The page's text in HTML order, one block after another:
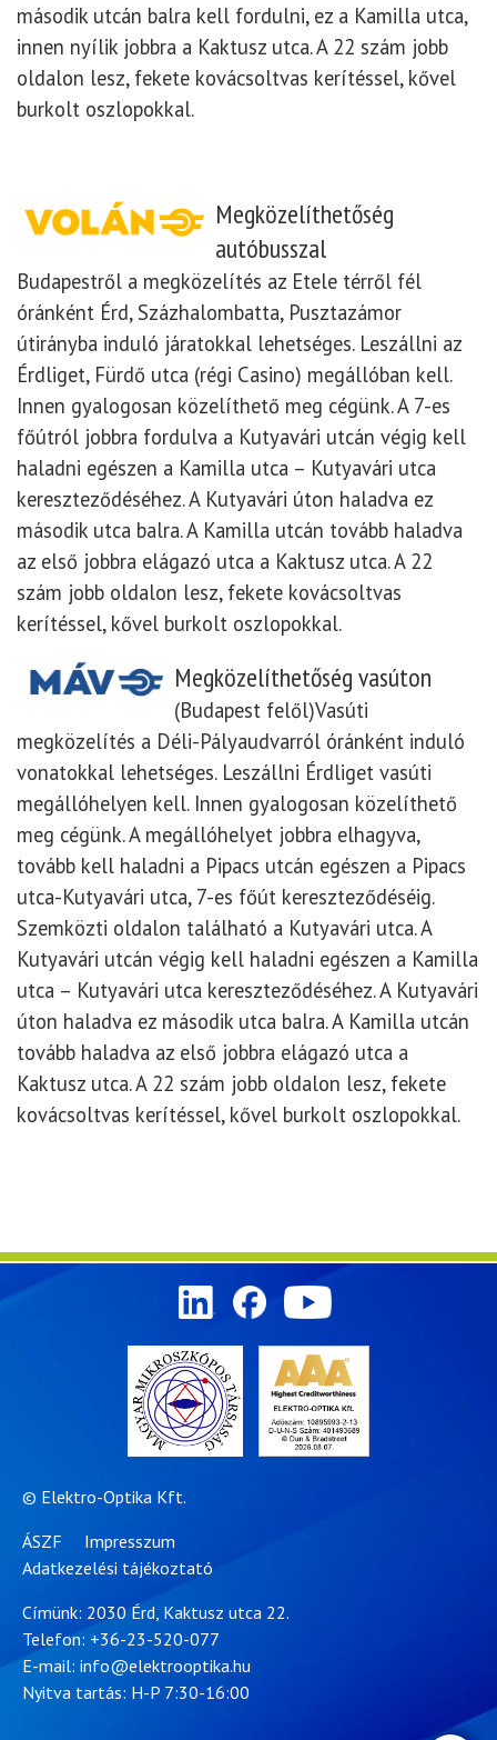
második utcán balra kell fordulni, ez a Kamilla utca,
innen nyílik jobbra a Kaktusz utca. A 22 szám jobb
oldalon lesz, fekete kovácsoltvas kerítéssel, kővel
burkolt oszlopokkal.
Megközelíthetőség
autóbusszal
Budapestről a megközelítés az Etele térről fél
óránként Érd, Százhalombatta, Pusztazámor
útirányba induló járatokkal lehetséges. Leszállni az
Érdliget, Fürdő utca (régi Casino) megállóban kell.
Innen gyalogosan közelíthető meg cégünk. A 7-es
főútról jobbra fordulva a Kutyavári utcán végig kell
haladni egészen a Kamilla utca – Kutyavári utca
kereszteződéséhez. A Kutyavári úton haladva ez
második utca balra. A Kamilla utcán tovább haladva
az első jobbra elágazó utca a Kaktusz utca. A 22
szám jobb oldalon lesz, fekete kovácsoltvas
kerítéssel, kővel burkolt oszlopokkal.
Megközelíthetőség vasúton
(Budapest felől)Vasúti
megközelítés a Déli-Pályaudvarról óránként induló
vonatokkal lehetséges. Leszállni Érdliget vasúti
megállóhelyen kell. Innen gyalogosan közelíthető
meg cégünk. A megállóhelyet jobbra elhagyva,
tovább kell haladni a Pipacs utcán egészen a Pipacs
utca-Kutyavári utca, 7-es főút kereszteződéséig.
Szemközti oldalon található a Kutyavári utca. A
Kutyavári utcán végig kell haladni egészen a Kamilla
utca – Kutyavári utca kereszteződéséhez. A Kutyavári
úton haladva ez második utca balra. A Kamilla utcán
tovább haladva az első jobbra elágazó utca a
Kaktusz utca. A 22 szám jobb oldalon lesz, fekete
kovácsoltvas kerítéssel, kővel burkolt oszlopokkal.
© Elektro-Optika Kft.
ÁSZF
Impresszum
Adatkezelési tájékoztató
Címünk: 2030 Érd, Kaktusz utca 22.
Telefon: +36-23-520-077
E-mail: info@elektrooptika.hu
Nyitva tartás: H-P 7:30-16:00